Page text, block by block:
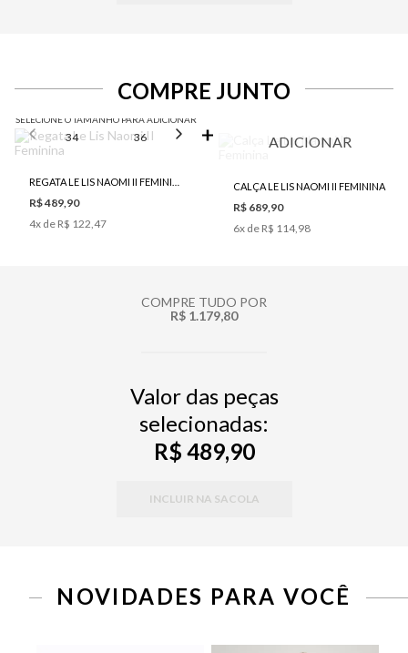
COMPRE JUNTO
SELECIONE O TAMANHO PARA ADICIONAR
34 36 38 40 42
R$ 489,90
4x de R$ 122,47
ADICIONAR
CALÇA LE LIS NAOMI II FEMININA
R$ 689,90
6x de R$ 114,98
COMPRE TUDO POR
R$ 1.179,80
Valor das peças
selecionadas:
R$ 489,90
INCLUIR NA SACOLA
NOVIDADES PARA VOCÊ